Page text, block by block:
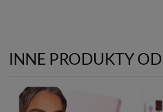
INNE PRODUKTY